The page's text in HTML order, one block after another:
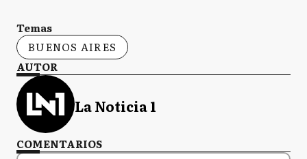
Temas
BUENOS AIRES
AUTOR
La Noticia 1
COMENTARIOS